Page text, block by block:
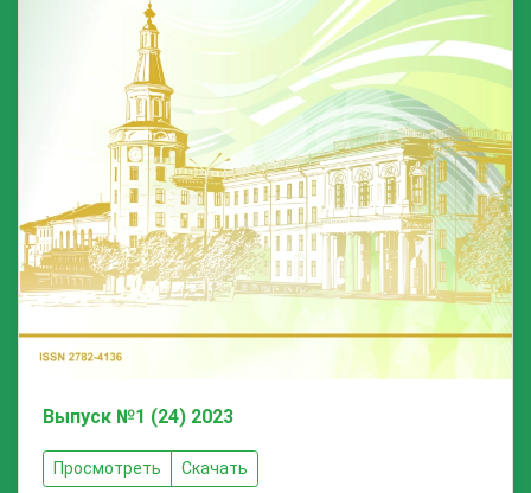
Выпуск №1 (24) 2023
Просмотреть Скачать